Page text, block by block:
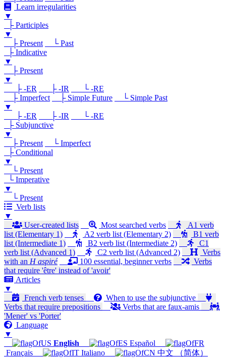
Learn irregularities
▼
├ Participles
▼
├ Present
└ Past
├ Indicative
▼
├ Present
▼
├ -ER
├ -IR
└ -RE
├ Imperfect
├ Simple Future
└ Simple Past
▼
├ -ER
├ -IR
└ -RE
├ Subjunctive
▼
├ Present
└ Imperfect
├ Conditional
▼
└ Present
└ Imperative
▼
└ Present
Verb lists
▼
User-created lists
Most searched verbs
A1 verb
list (Elementary 1)
A2 verb list (Elementary 2)
B1 verb
list (Intermediate 1)
B2 verb list (Intermediate 2)
C1
verb list (Advanced 1)
C2 verb list (Advanced 2)
Verbs
with an H aspiré 100 essential, beginner verbs
Verbs
that require 'être' instead of 'avoir'
Articles
▼
French verb tenses
When to use the subjunctive
Verbs that require prepositions
Verbs that are faux-amis
'Mener' vs 'Porter'
Language
▼
English
Español
Français
Italiano
中文 （简体）